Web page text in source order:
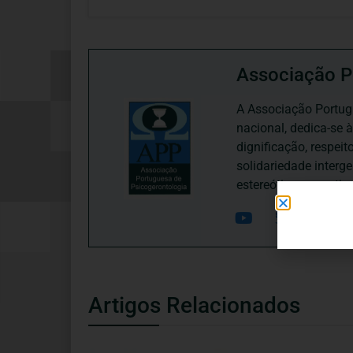
Associação
A Associação
nacional, dedica-se
dignificação,
solidariedade
estereótipos
Artigos Relacionados